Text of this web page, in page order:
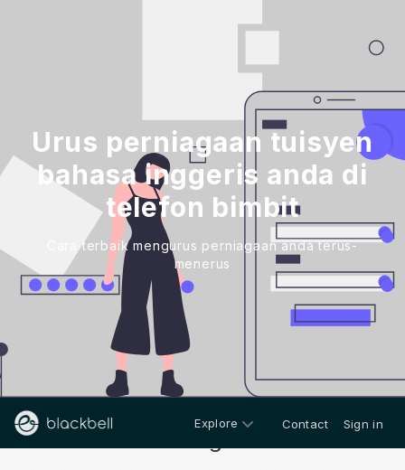
Urus perniagaan tuisyen
bahasa inggeris anda di
telefon bimbit
Cara terbaik mengurus perniagaan anda terus-
menerus
Explore Contact Sign in